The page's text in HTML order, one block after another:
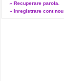
» Recuperare parola.
» Inregistrare cont nou